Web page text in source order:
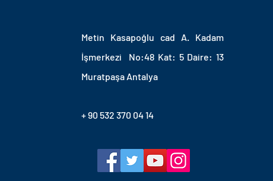
ERKEKLERDE GÖĞÜS KÜÇÜLTME
Metin Kasapoğlu cad A. Kadam
İşmerkezi No:48 Kat: 5 Daire: 13
Muratpaşa Antalya
+ 90 532 370 04 14